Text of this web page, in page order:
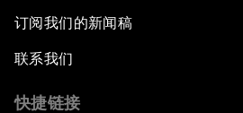
订阅我们的新闻稿
联系我们
快捷链接